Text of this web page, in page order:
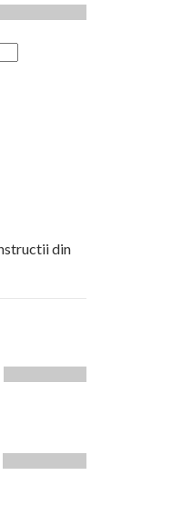
din